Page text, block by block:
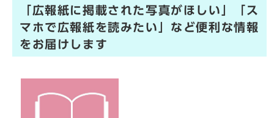
「広報紙に掲載された写真がほしい」「ス
マホで広報紙を読みたい」など便利な情報
をお届けします